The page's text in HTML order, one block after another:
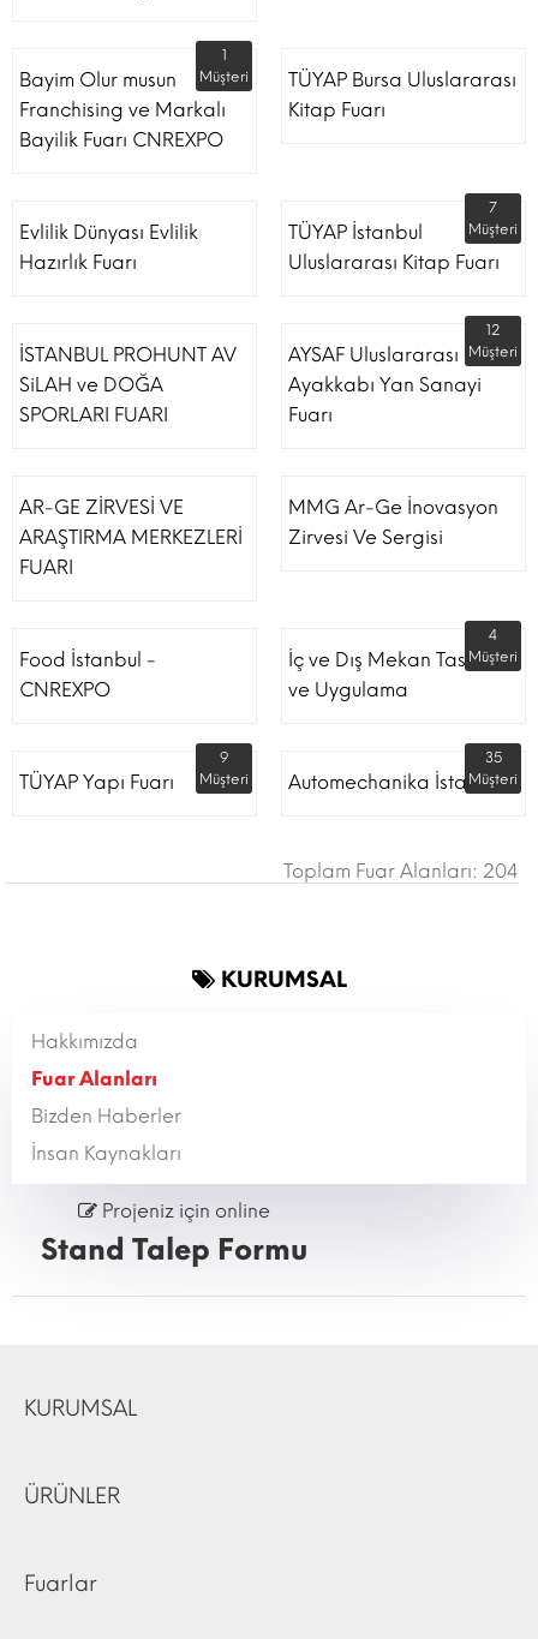
Bayim Olur musun
Franchising ve Markalı
Bayilik Fuarı CNREXPO
1
Müşteri
TÜYAP Bursa Uluslararası
Kitap Fuarı
Evlilik Dünyası Evlilik
Hazırlık Fuarı
TÜYAP İstanbul
Uluslararası Kitap Fuarı
7
Müşteri
İSTANBUL PROHUNT AV
SiLAH ve DOĞA
SPORLARI FUARI
AYSAF Uluslararası
Ayakkabı Yan Sanayi
Fuarı
12
Müşteri
AR-GE ZİRVESİ VE
ARAŞTIRMA MERKEZLERİ
FUARI
MMG Ar-Ge İnovasyon
Zirvesi Ve Sergisi
Food İstanbul -
CNREXPO
İç ve Dış Mekan Tasarım
ve Uygulama
4
Müşteri
TÜYAP Yapı Fuarı
9
Müşteri
Automechanika İstanbul
35
Müşteri
Toplam Fuar Alanları: 204
KURUMSAL
Hakkımızda
Fuar Alanları
Bizden Haberler
İnsan Kaynakları
Projeniz için online
Stand Talep Formu
KURUMSAL
ÜRÜNLER
Fuarlar